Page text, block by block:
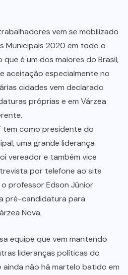
vem se mobilizado
Municipais 2020 em todo o
que é um dos maiores do Brasil,
aceitação especialmente no
cidades vem declarado
próprias e em Várzea
tem como presidente do
uma grande liderança
vereador e também vice
por telefone ao site
professor Edson Júnior
pré-candidatura para
Nova.
equipe que vem mantendo
lideranças políticas do
ainda não há martelo batido em